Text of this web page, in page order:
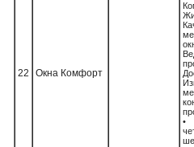
22 Окна Комфорт
•